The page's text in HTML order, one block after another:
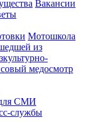
Вакансии
Мотошкола
из
медосмотр
СМИ
службы